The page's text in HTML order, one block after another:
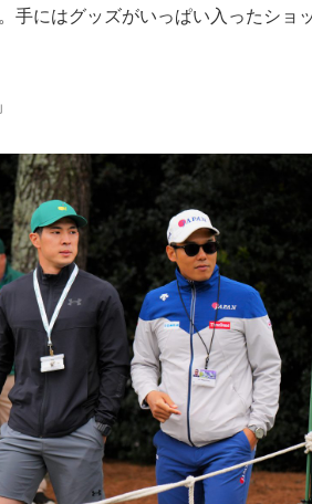
手にはグッズがいっぱい入ったショ